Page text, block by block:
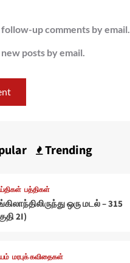
up comments by email.
posts by email.
Trending
பத்திகள்
ஒரு மடல் – 315
2I)
மரபுக் கவிதைகள்